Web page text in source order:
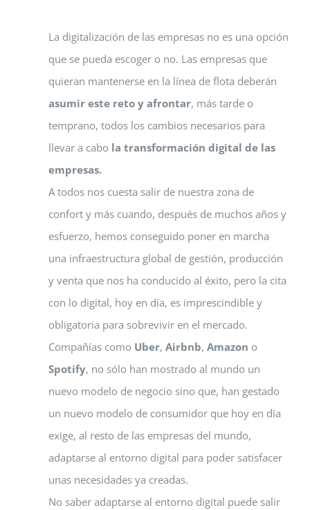
La digitalización de las empresas no es una opción
que se pueda escoger o no. Las empresas que
quieran mantenerse en la línea de flota deberán
asumir este reto y afrontar, más tarde o
temprano, todos los cambios necesarios para
llevar a cabo la transformación digital de las
empresas.
A todos nos cuesta salir de nuestra zona de
confort y más cuando, después de muchos años y
esfuerzo, hemos conseguido poner en marcha
una infraestructura global de gestión, producción
y venta que nos ha conducido al éxito, pero la cita
con lo digital, hoy en día, es imprescindible y
obligatoria para sobrevivir en el mercado.
Compañías como Uber, Airbnb, Amazon o
Spotify, no sólo han mostrado al mundo un
nuevo modelo de negocio sino que, han gestado
un nuevo modelo de consumidor que hoy en día
exige, al resto de las empresas del mundo,
adaptarse al entorno digital para poder satisfacer
unas necesidades ya creadas.
No saber adaptarse al entorno digital puede salir